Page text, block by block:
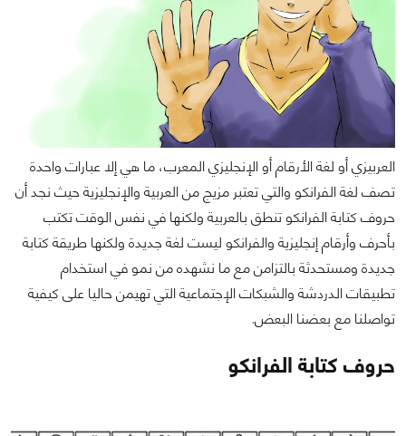
العربيزي أو لغة الأرقام أو الإنجليزي المعرب، ما هي إلا عبارات واحدة
تصف لغة الفرانكو والتي تعتبر مزيج من العربية والإنجليزية حيث نجد أن
حروف كتابة الفرانكو تنطق بالعربية ولكنها في نفس الوقت تكتب
بأحرف وأرقام إنجليزية والفرانكو ليست لغة جديدة ولكنها طريقة كتابة
جديدة ومستحدثة بالتزامن مع ما نشهده من نمو في استخدام
تطبيقات الدردشة والشبكات الإجتماعية التي تهيمن حاليا على كيفية
تواصلنا مع بعضنا البعض.
حروف كتابة الفرانكو